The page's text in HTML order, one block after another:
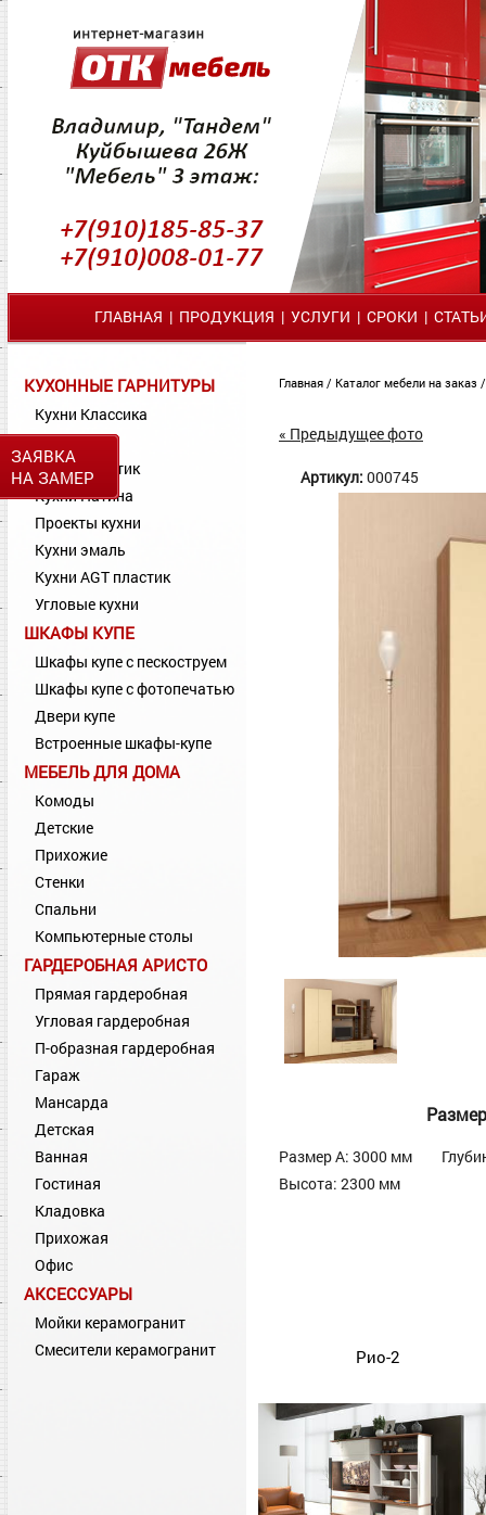
ЗАЯВКА
НА ЗАМЕР
ГЛАВНАЯ | ПРОДУКЦИЯ | УСЛУГИ | СРОКИ |
КУХОННЫЕ ГАРНИТУРЫ
Кухни Классика
Кухни МДФ
Кухни Пластик
Кухни Патина
Проекты кухни
Кухни эмаль
Кухни AGT пластик
Угловые кухни
ШКАФЫ КУПЕ
Шкафы купе с пескоструем
Шкафы купе с фотопечатью
Двери купе
Встроенные шкафы-купе
МЕБЕЛЬ ДЛЯ ДОМА
Комоды
Детские
Прихожие
Стенки
Спальни
Компьютерные столы
ГАРДЕРОБНАЯ АРИСТО
Прямая гардеробная
Угловая гардеробная
П-образная гардеробная
Гараж
Мансарда
Детская
Ванная
Гостиная
Кладовка
Прихожая
Офис
АКСЕССУАРЫ
Мойки керамогранит
Смесители керамогранит
Главная / Каталог мебели на заказ
« Предыдущее фото
Артикул: 000745
Размер А: 3000 мм
Высота: 2300 мм
Рио-2